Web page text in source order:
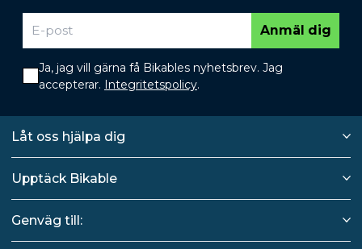
Anmäl dig
Ja, jag vill gärna få Bikables nyhetsbrev. Jag
accepterar. Integritetspolicy.
Låt oss hjälpa dig
Upptäck Bikable
Genväg till: